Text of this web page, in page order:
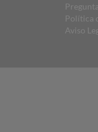
Política
Aviso